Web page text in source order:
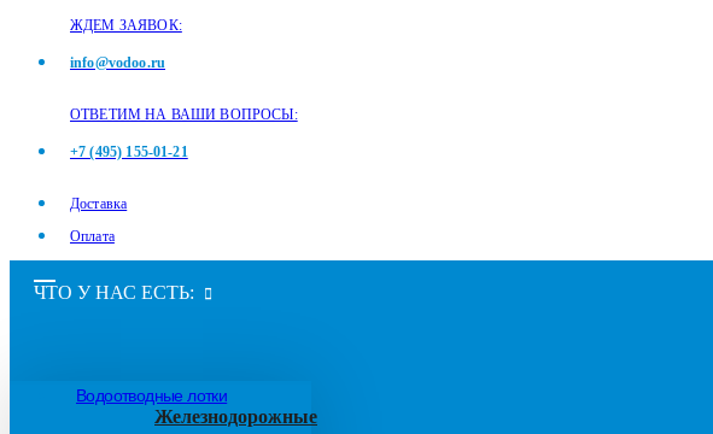
ЖДЕМ ЗАЯВОК:
info@vodoo.ru
ОТВЕТИМ НА ВАШИ ВОПРОСЫ:
+7 (495) 155-01-21
Доставка
Оплата
ЧТО У НАС ЕСТЬ:
Водоотводные лотки
Железнодорожные